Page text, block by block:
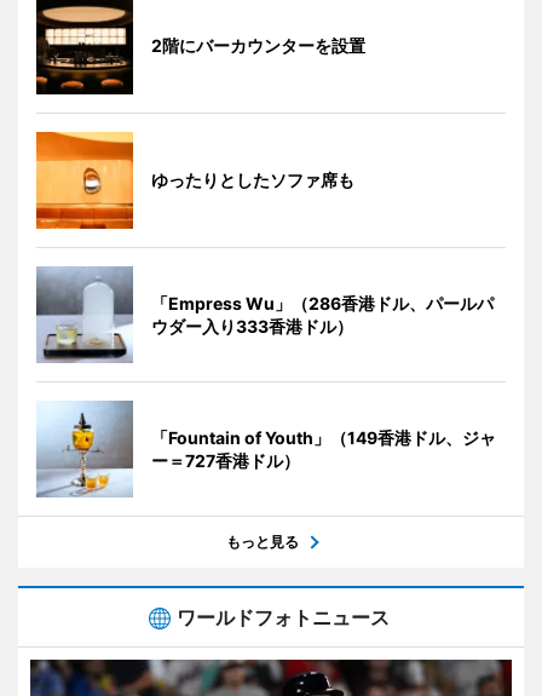
2階にバーカウンターを設置
ゆったりとしたソファ席も
「Empress Wu」（286香港ドル、パールパ
ウダー入り333香港ドル）
「Fountain of Youth」（149香港ドル、ジャ
ー＝727香港ドル）
もっと見る
ワールドフォトニュース